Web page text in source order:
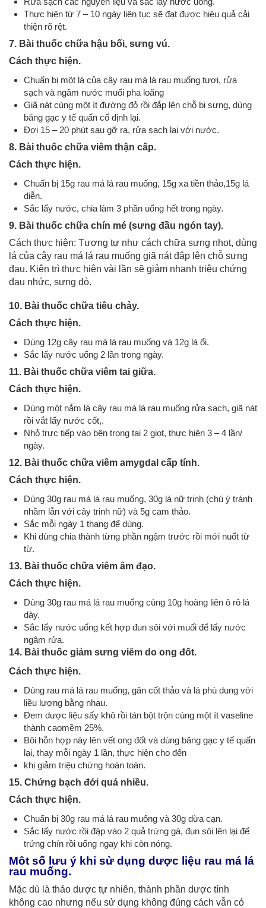
Thực hiện từ 7 – 10 ngày liên tục sẽ đạt được hiệu quả cải
thiện rõ rệt.
7. Bài thuốc chữa hậu bối, sưng vú.
Cách thực hiện.
Chuẩn bị một lá của cây rau má lá rau muống tươi, rửa
sạch và ngâm nước muối pha loãng
Giã nát cùng một ít đường đỏ rồi đắp lên chỗ bị sưng, dùng
băng gạc y tế quấn cố định lại.
Đợi 15 – 20 phút sau gỡ ra, rửa sạch lại với nước.
8. Bài thuốc chữa viêm thận cấp.
Cách thực hiện.
Chuẩn bị 15g rau má lá rau muống, 15g xa tiền thảo,15g lá
diễn.
Sắc lấy nước, chia làm 3 phần uống hết trong ngày.
9. Bài thuốc chữa chín mé (sưng đầu ngón tay).
Cách thực hiện: Tương tự như cách chữa sưng nhọt, dùng
lá của cây rau má lá rau muống giã nát đắp lên chỗ sưng
đau. Kiên trì thực hiện vài lần sẽ giảm nhanh triệu chứng
đau nhức, sưng đỏ.
10. Bài thuốc chữa tiêu chảy.
Cách thực hiện.
Dùng 12g cây rau má lá rau muống và 12g lá ổi.
Sắc lấy nước uống 2 lần trong ngày.
11. Bài thuốc chữa viêm tai giữa.
Cách thực hiện.
Dùng một nắm lá cây rau má lá rau muống rửa sạch, giã nát
rồi vắt lấy nước cốt,.
Nhỏ trực tiếp vào bên trong tai 2 giọt, thực hiện 3 – 4 lần/
ngày.
12. Bài thuốc chữa viêm amygdal cấp tính.
Cách thực hiện.
Dùng 30g rau má lá rau muống, 30g lá nữ trinh (chú ý tránh
nhầm lẫn với cây trinh nữ) và 5g cam thảo.
Sắc mỗi ngày 1 thang để dùng.
Khi dùng chia thành từng phần ngậm trước rồi mới nuốt từ
từ.
13. Bài thuốc chữa viêm âm đạo.
Cách thực hiện.
Dùng 30g rau má lá rau muống cùng 10g hoàng liên ô rô lá
dày.
Sắc lấy nước uống kết hợp đun sôi với muối để lấy nước
ngâm rửa.
14. Bài thuốc giảm sưng viêm do ong đốt.
Cách thực hiện.
Dùng rau má lá rau muống, gân cốt thảo và lá phù dung với
liều lượng bằng nhau.
Đem dược liệu sấy khô rồi tán bột trộn cùng một ít vaseline
thành caomềm 25%.
Bôi hỗn hợp này lên vết ong đốt và dùng băng gạc y tế quấn
lại, thay mỗi ngày 1 lần, thực hiện cho đến
khi giảm triệu chứng hoàn toàn.
15. Chứng bạch đới quá nhiều.
Cách thực hiện.
Chuẩn bị 30g rau má lá rau muống và 30g dừa cạn.
Sắc lấy nước rồi đập vào 2 quả trứng gà, đun sôi lên lại để
trứng chín rồi uống ngay khi còn nóng.
Một số lưu ý khi sử dụng dược liệu rau má lá
rau muống.
Mặc dù là thảo dược tự nhiên, thành phần dược tính
không cao nhưng nếu sử dụng không đúng cách vẫn có